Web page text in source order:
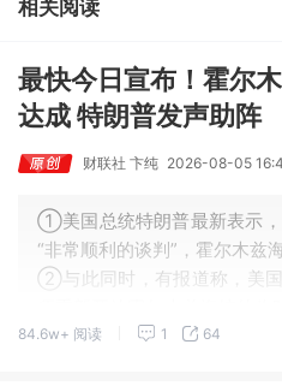
26%。
相关阅读
最快今日宣布！霍尔
达成 特朗普发声助阵
财联社 卞纯 2026-08-05
①美国总统特朗普最新表示，
“非常顺利的谈判”，霍尔木兹
②与此同时，有报道称，美国
时协议达成的消息；
84.6w+ 阅读 1 64